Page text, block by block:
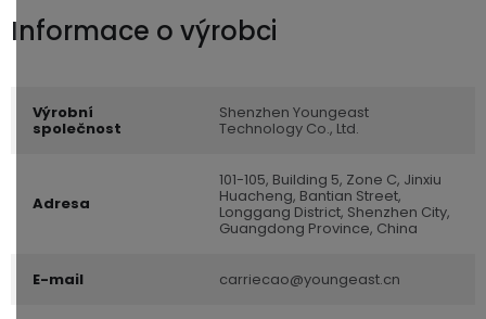
Výrobní
společnost
Shenzhen Youngeast
Technology Co., Ltd.
Adresa
101-105, Building 5, Zone C, Jinxiu
Huacheng, Bantian Street,
Longgang District, Shenzhen City,
Guangdong Province, China
E-mail carriecao@youngeast.cn